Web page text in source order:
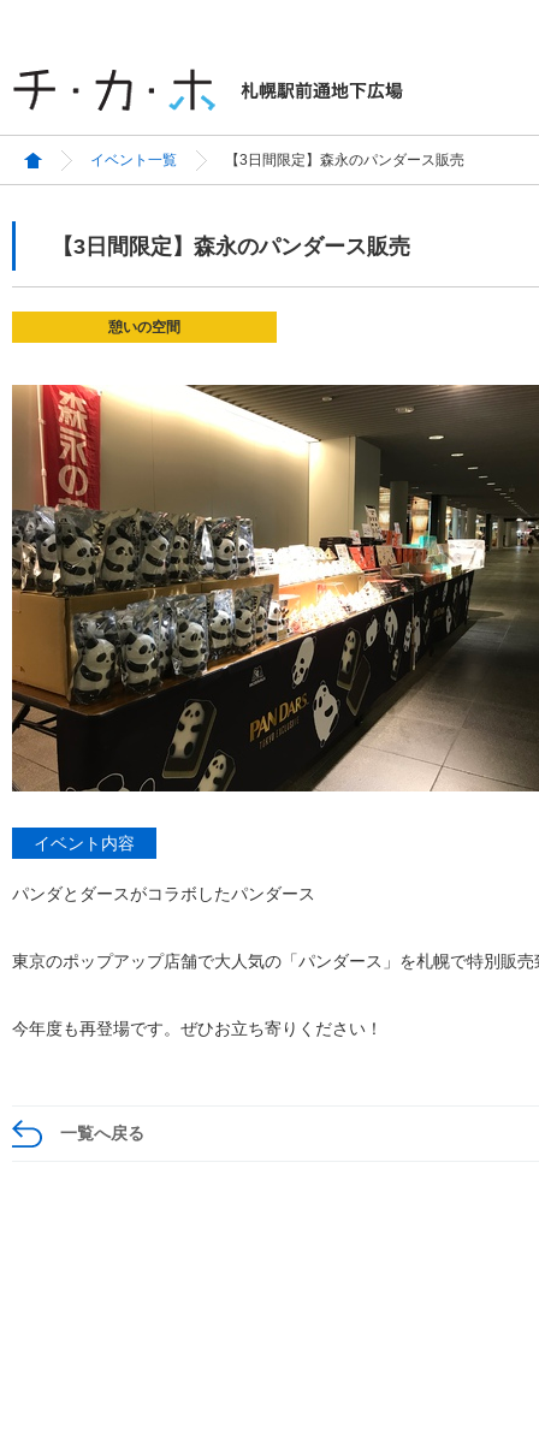
イベント一覧 【3日間限定】森永のパンダース販売
【3日間限定】森永のパンダース販売
憩いの空間
イベント内容
パンダとダースがコラボしたパンダース
東京のポップアップ店舗で大人気の「パンダース」を札幌で特別販売
今年度も再登場です。ぜひお立ち寄りください！
一覧へ戻る